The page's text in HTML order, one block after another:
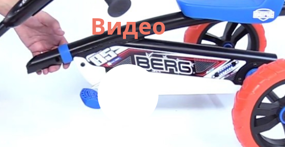
Видео